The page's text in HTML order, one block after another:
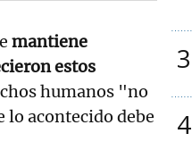
mantiene
estos
humanos "no
lo acontecido debe
3
4